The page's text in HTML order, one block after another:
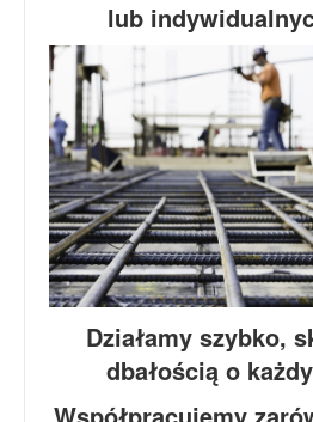
lub
Działamy szybko,
dbałością o